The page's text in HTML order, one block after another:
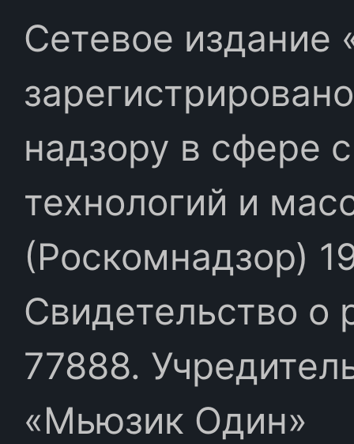
Сетевое издание
надзору в сфере
технологий и
(Роскомнадзор)
Свидетельство
77888.
«Мьюзик Один»